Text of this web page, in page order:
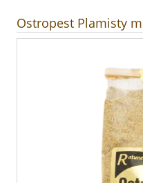
Ostropest Plamisty